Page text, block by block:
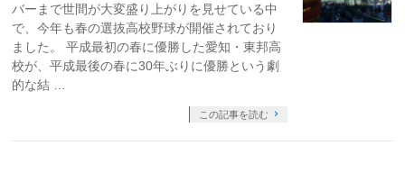
バーまで世間が大変盛り上がりを見せている中
で、今年も春の選抜高校野球が開催されており
ました。 平成最初の春に優勝した愛知・東邦高
校が、平成最後の春に30年ぶりに優勝という劇
的な結 …
この記事を読む